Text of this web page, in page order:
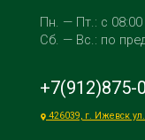
Пн. — Пт.: с
Сб. — Вс.: по
+7(912)875-
426039, г. Ижевск